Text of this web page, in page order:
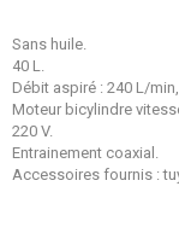
Sans huile.
40 L.
Débit aspiré : 240 L/
Moteur bicylindre
220 V.
Entrainement coaxial.
Accessoires fournis :